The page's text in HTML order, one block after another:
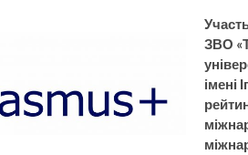
ЗВО
імені